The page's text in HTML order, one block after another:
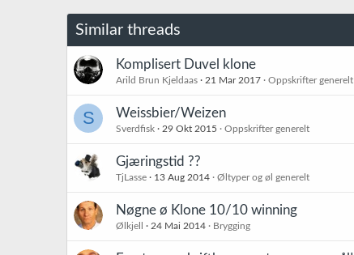
Similar threads
Komplisert Duvel klone
Arild Brun Kjeldaas 21 Mar 2017 Oppskrifter generelt
S Weissbier/Weizen
Sverdfisk 29 Okt 2015 Oppskrifter generelt
Gjæringstid ??
TjLasse 13 Aug 2014 Øltyper og øl generelt
Nøgne ø Klone 10/10 winning
Ølkjell 24 Mai 2014 Brygging